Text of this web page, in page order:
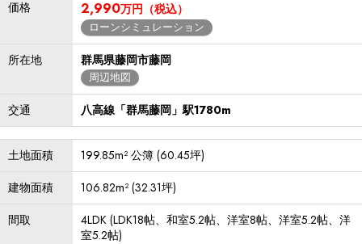
価格 2,990万円（税込）
ローンシミュレーション
所在地 群馬県藤岡市藤岡
周辺地図
交通 八高線「群馬藤岡」駅1780m
土地面積
199.85m² 公簿 (60.45坪)
建物面積
106.82m² (32.31坪)
間取
4LDK (LDK18帖、和室5.2帖、洋室8帖、洋室5.2帖、洋
室5.2帖)